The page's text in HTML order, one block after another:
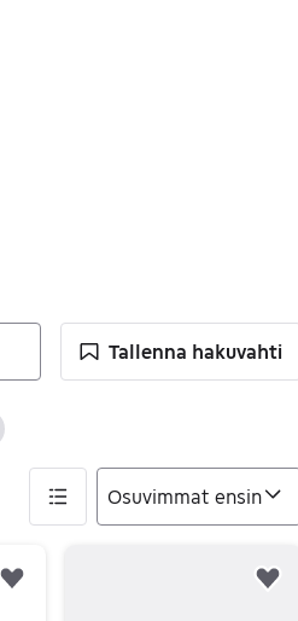
Tallenna hakuvahti
suodatin